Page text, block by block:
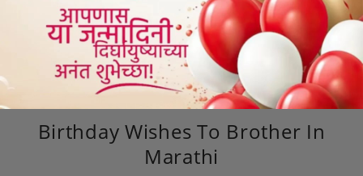
Birthday Wishes To Brother In
Marathi